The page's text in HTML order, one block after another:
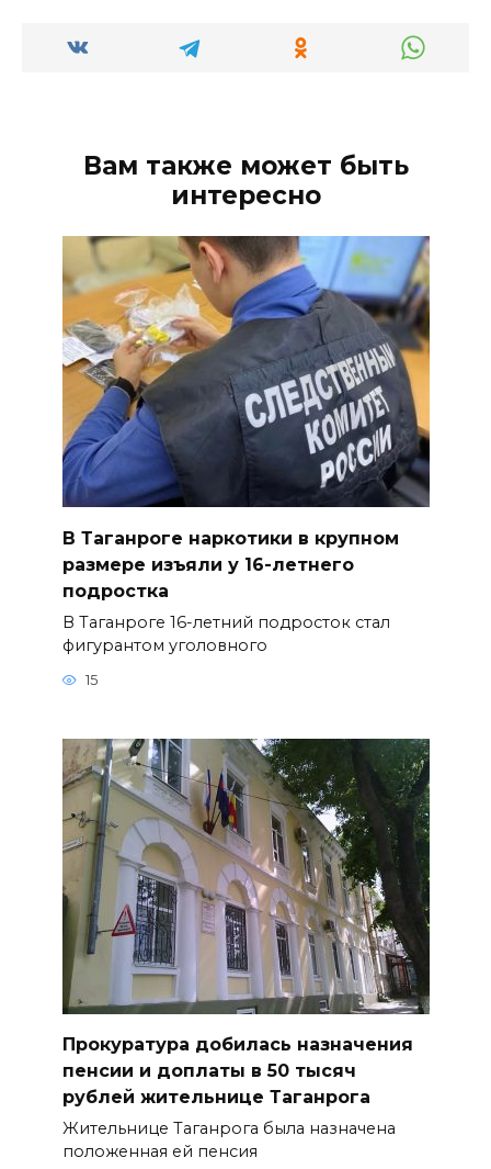
Вам также может быть
интересно
В Таганроге наркотики в крупном
размере изъяли у 16-летнего
подростка
В Таганроге 16-летний подросток стал
фигурантом уголовного
15
Прокуратура добилась назначения
пенсии и доплаты в 50 тысяч
рублей жительнице Таганрога
Жительнице Таганрога была назначена
положенная ей пенсия